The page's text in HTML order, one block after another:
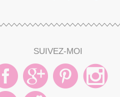
SUIVEZ-MOI